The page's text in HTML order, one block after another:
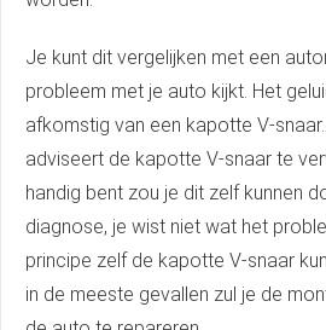
Je kunt dit vergelijken met een
probleem met je auto kijkt. Het
afkomstig van een kapotte V-
adviseert de kapotte V-snaar te
handig bent zou je dit zelf kunnen
diagnose, je wist niet wat het
principe zelf de kapotte V-snaar
in de meeste gevallen zul je de